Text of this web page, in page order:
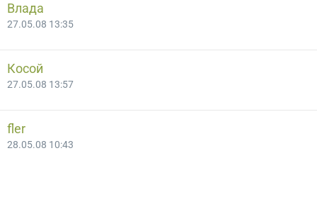
Влада
27.05.08 13:35
Косой
27.05.08 13:57
fler
28.05.08 10:43